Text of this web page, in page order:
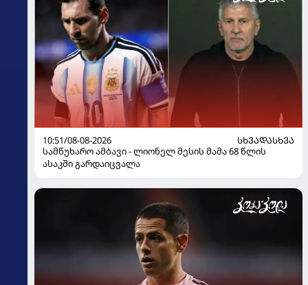
10:51/08-08-2026
ᲡᲮᲕᲐᲓᲐᲡᲮᲕᲐ
სამწუხარო ამბავი - ლიონელ მესის მამა 68 წლის
ასაკში გარდაიცვალა